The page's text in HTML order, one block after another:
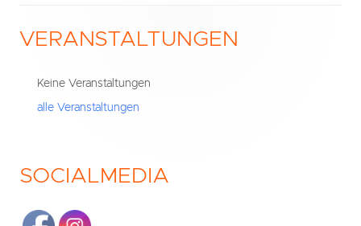
Haupt-
Seitenleiste
VERANSTALTUNGEN
Keine Veranstaltungen
alle Veranstaltungen
SOCIALMEDIA